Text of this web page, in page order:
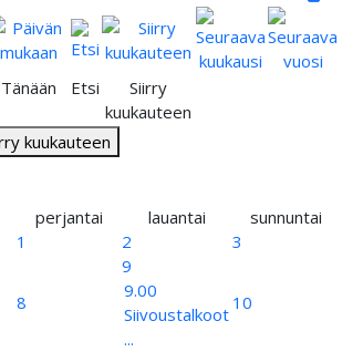
Tänään Etsi
Siirry
kuukauteen
kuukauteen
perjantai lauantai
sunnuntai
1 2 3
8
9
9.00
Siivoustalkoot
...
10